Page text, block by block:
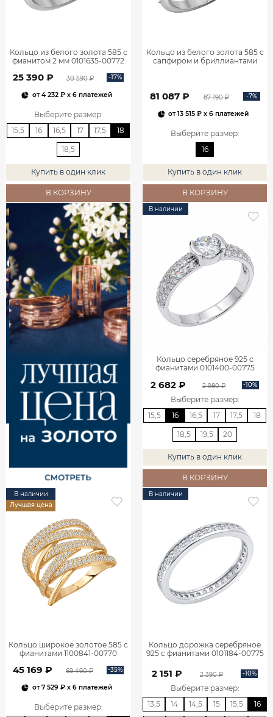
Кольцо из белого золота 585 с
фианитом 2 мм 0101635-00772
25 390 ₽ 30 590 ₽ -17%
от4 232 ₽x 6 платежей
Выберите размер:
15,5
16 16,5 17 17,5 18
18,5
Купить в один клик
В КОРЗИНУ
Кольцо из белого золота 585 с
сапфиром и бриллиантами
81 087 ₽ 87 190 ₽ -7%
от13 515 ₽ x 6 платежей
Выберите размер:
16
Купить в один клик
В КОРЗИНУ
В наличии
Кольцо серебряное 925 с
фианитами 0101400-00775
2 682 ₽ 2 980 ₽ -10%
Выберите размер:
15,5
16 16,5 17 17,5 18
18,5 19,5 20
Купить в один клик
В КОРЗИНУ
В наличии
Лучшая цена
Кольцо широкое золотое 585 с
фианитами 1100841-00770
45 169 ₽ 69 490 ₽ -35%
от7 529 ₽x 6 платежей
Выберите размер:
В наличии
Кольцо дорожка серебряное
925 с фианитами 0101184-00775
2 151 ₽ 2 390 ₽ -10%
Выберите размер:
13,5
14 14,5 15 15,5 16